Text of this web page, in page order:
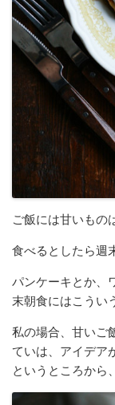
ご飯には甘いもの
食べるとしたら週
パンケーキとか、
末朝食にはこうい
私の場合、甘いご
ていは、アイデア
というところから